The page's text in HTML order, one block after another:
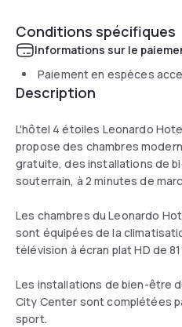
Conditions spécifiques
Informations sur le
Paiement en espèces
Description
L'hôtel 4 étoiles Leonardo
propose des chambres
gratuite, des installations de
souterrain, à 2 minutes de
Les chambres du Leonardo
sont équipées de la
télévision à écran plat HD de 81
Les installations de bien-être
City Center sont complétées
sport.